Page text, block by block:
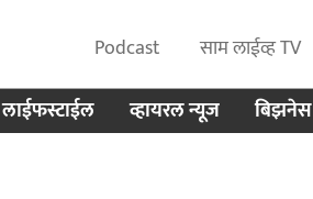
Podcast साम लाईव्ह TV
लाईफस्टाईल व्हायरल न्यूज बिझनेस